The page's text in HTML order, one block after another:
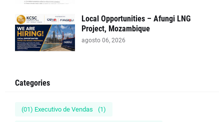
Local Opportunities – Afungi LNG
Project, Mozambique
agosto 06, 2026
Categories
(01) Executivo de Vendas (1)